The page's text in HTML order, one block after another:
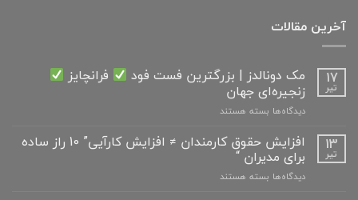
آخرین مقالات
17
تیر
مک دونالدز | بزرگترین فست فود فرانچایز
زنجیره‌ای جهان
دیدگاه‌ها برای
دونالدز
|
بزرگترین
فست
بسته هستند
13
تیر
افزایش حقوق کارمندان ≠ افزایش کارآیی” 10 راز ساده
برای مدیران “
دیدگاه‌ها برای
بسته هستند